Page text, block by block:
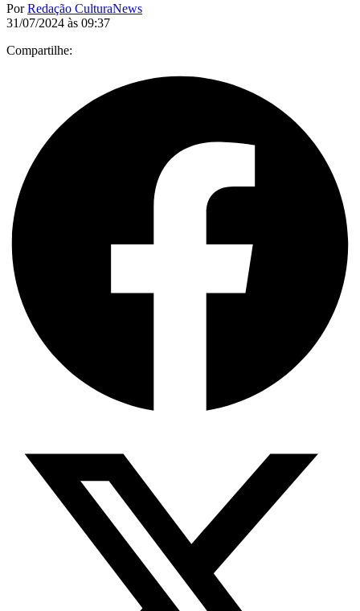
PorRedação CulturaNews
31/07/2024 às 09:37
Compartilhe: